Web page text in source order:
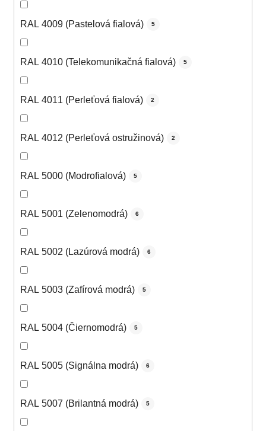
RAL 4009 (Pastelová fialová) 5
RAL 4010 (Telekomunikačná fialová) 5
RAL 4011 (Perleťová fialová) 2
RAL 4012 (Perleťová ostružinová) 2
RAL 5000 (Modrofialová) 5
RAL 5001 (Zelenomodrá) 6
RAL 5002 (Lazúrová modrá) 6
RAL 5003 (Zafírová modrá) 5
RAL 5004 (Čiernomodrá) 5
RAL 5005 (Signálna modrá) 6
RAL 5007 (Brilantná modrá) 5